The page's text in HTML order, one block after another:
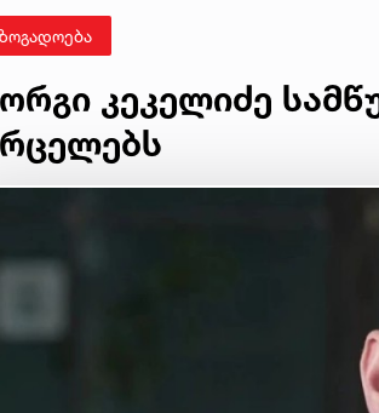
კეკელიძე